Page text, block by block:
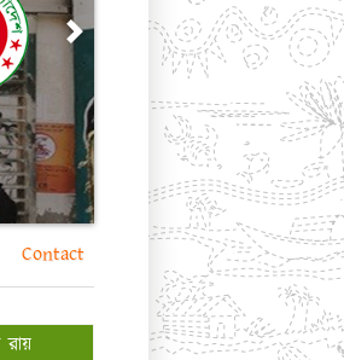
Next
Contact
রায়